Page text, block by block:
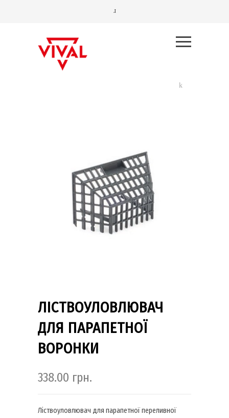
ЛІСТВОУЛОВЛЮВАЧ
ДЛЯ ПАРАПЕТНОЇ
ВОРОНКИ
338.00 грн.
Ліствоуловлювач для парапетної переливної